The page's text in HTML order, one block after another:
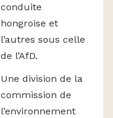
conduite
hongroise et
l’autres sous celle
de l’AfD.
Une division de la
commission de
l’environnement